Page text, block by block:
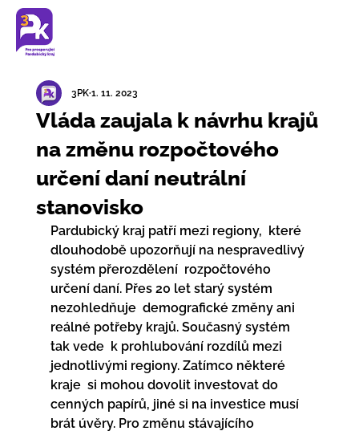
Vláda zaujala k návrhu krajů
na změnu rozpočtového
určení daní neutrální
stanovisko
3PK 1. 11. 2023
Pardubický kraj patří mezi regiony,  které
dlouhodobě upozorňují na nespravedlivý
systém přerozdělení  rozpočtového
určení daní. Přes 20 let starý systém
nezohledňuje  demografické změny ani
reálné potřeby krajů. Současný systém
tak vede  k prohlubování rozdílů mezi
jednotlivými regiony. Zatímco některé
kraje  si mohou dovolit investovat do
cenných papírů, jiné si na investice musí
brát úvěry. Pro změnu stávajícího